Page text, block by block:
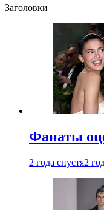
Заголовки
Фанаты
2 года спустя2